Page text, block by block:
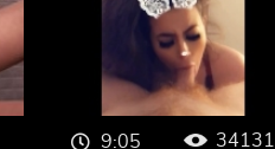
9:05
34131